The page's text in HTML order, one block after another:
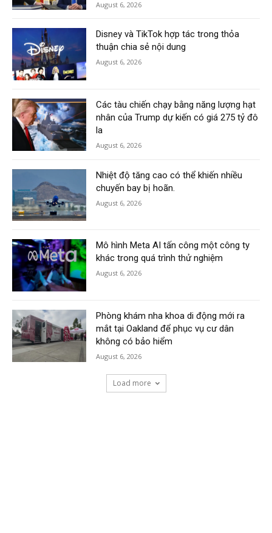
August 6, 2026
Disney và TikTok hợp tác trong thỏa
thuận chia sẻ nội dung
August 6, 2026
Các tàu chiến chạy bằng năng lượng hạt
nhân của Trump dự kiến có giá 275 tỷ đô
la
August 6, 2026
Nhiệt độ tăng cao có thể khiến nhiều
chuyến bay bị hoãn.
August 6, 2026
Mô hình Meta AI tấn công một công ty
khác trong quá trình thử nghiệm
August 6, 2026
Phòng khám nha khoa di động mới ra
mắt tại Oakland để phục vụ cư dân
không có bảo hiểm
August 6, 2026
Load more